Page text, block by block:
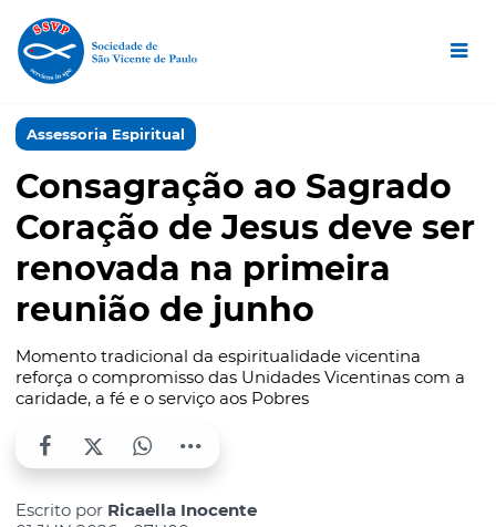
Assessoria Espiritual
Consagração ao Sagrado
Coração de Jesus deve ser
renovada na primeira
reunião de junho
Momento tradicional da espiritualidade vicentina
reforça o compromisso das Unidades Vicentinas com a
caridade, a fé e o serviço aos Pobres
Escrito por Ricaella Inocente